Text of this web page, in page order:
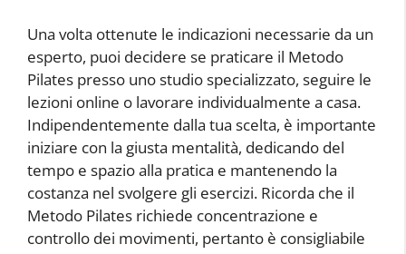
Una volta ottenute le indicazioni necessarie da un
esperto, puoi decidere se praticare il Metodo
Pilates presso uno studio specializzato, seguire le
lezioni online o lavorare individualmente a casa.
Indipendentemente dalla tua scelta, è importante
iniziare con la giusta mentalità, dedicando del
tempo e spazio alla pratica e mantenendo la
costanza nel svolgere gli esercizi. Ricorda che il
Metodo Pilates richiede concentrazione e
controllo dei movimenti, pertanto è consigliabile